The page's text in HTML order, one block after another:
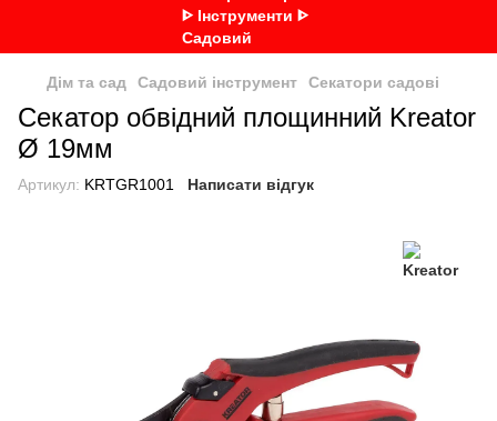
Дім та сад Садовий інструмент Секатори садові
Секатор обвідний площинний Kreator
Ø 19мм
Артикул: KRTGR1001 Написати відгук